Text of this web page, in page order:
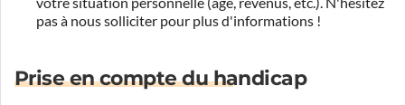
pas à nous solliciter pour plus d'informations !
Prise en compte du handicap